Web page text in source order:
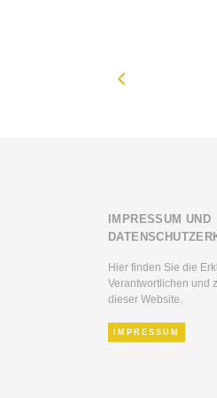
IMPRESSUM UND
Hier finden Sie die
Verantwortlichen und
dieser Website.
IMPRESSUM